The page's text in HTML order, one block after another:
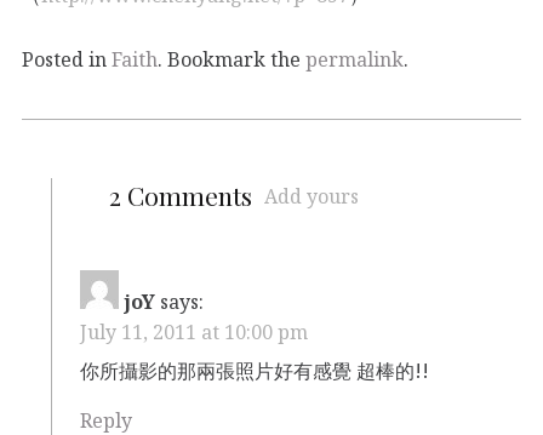
Posted inFaith. Bookmark the permalink.
2 Comments Add yours
joY says:
July 11, 2011 at 10:00 pm
你所攝影的那兩張照片好有感覺 超棒的!!
Reply